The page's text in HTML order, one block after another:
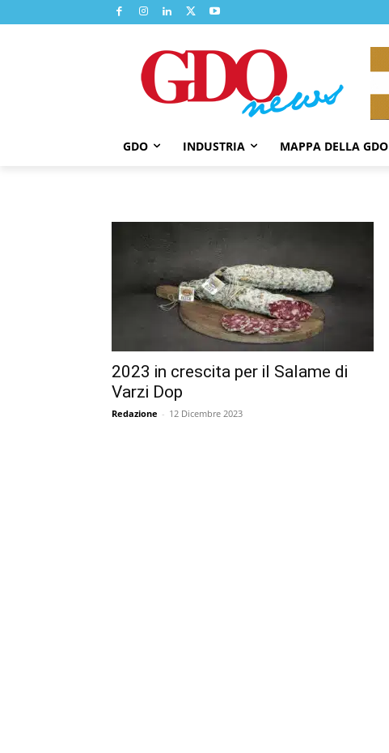
GDO INDUSTRIA MAPPA DELLA GDO
2023 in crescita per il Salame di
Varzi Dop
Redazione - 12 Dicembre 2023